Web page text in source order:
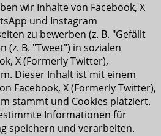
wir Inhalte von Facebook, X
und Instagram
zu bewerben (z. B. "Gefällt
(z. B. "Tweet") in sozialen
X (Formerly Twitter),
Dieser Inhalt ist mit einem
Facebook, X (Formerly Twitter),
stammt und Cookies platziert.
Informationen für
speichern und verarbeiten.